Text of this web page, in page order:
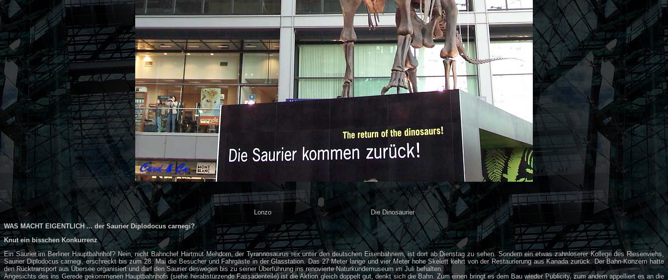
Lonzo
Die Dinosaurier
WAS MACHT EIGENTLICH ... der Saurier Diplodocus carnegi?
Knut ein bisschen Konkurrenz
Ein Saurier im Berliner Hauptbahnhof? Nein, nicht Bahnchef Hartmut Mehdorn, der Tyrannosaurus rex unter den deutschen Eisenbahnern, ist dort ab Dienstag zu sehen. Sondern ein etwas zahnloserer Kollege des Riesenviehs,
Saurier Diplodocus carnegi, erschreckt bis zum 28. Mai die Besucher und Fahrgäste in der Glasstation. Das 27 Meter lange und vier Meter hohe Skelett kehrt von der Restaurierung aus Kanada zurück. Der Bahn-Konzern hatte
den Rücktransport aus Übersee organisiert und darf den Saurier deswegen bis zu seiner Überführung ins renovierte Naturkundemuseum im Juli behalten.
Angesichts des ins Gerede gekommenen Hauptbahnhofs (siehe herabstürzende Fassadenteile) ist die Aktion gleich doppelt gut, denkt sich die Bahn. Zum einen bringt es dem Bau wieder Publicity, zum andern appelliert es an die